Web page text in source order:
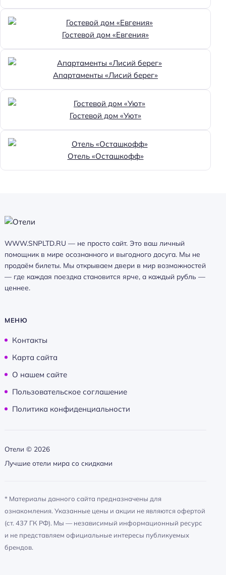
Гостевой дом «Евгения»
Апартаменты «Лисий берег»
Гостевой дом «Уют»
Отель «Осташкофф»
WWW.SNPLTD.RU — не просто сайт. Это ваш личный
помощник в мире осознанного и выгодного досуга. Мы не
продаём билеты. Мы открываем двери в мир возможностей
— где каждая поездка становится ярче, а каждый рубль —
ценнее.
МЕНЮ
Контакты
Карта сайта
О нашем сайте
Пользовательское соглашение
Политика конфиденциальности
Отели © 2026
Лучшие отели мира со скидками
* Материалы данного сайта предназначены для
ознакомления. Указанные цены и акции не являются офертой
(ст. 437 ГК РФ). Мы — независимый информационный ресурс
и не представляем официальные интересы публикуемых
брендов.